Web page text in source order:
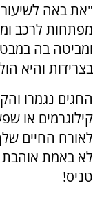
"את באה
מפתחות לרכב
ומביטה בה
בצרידות והיא
החגים נגמרו
קילוגרמים או
לאורח החיים
לא באמת אוהבת
טניס!